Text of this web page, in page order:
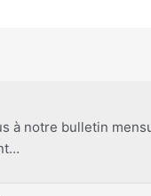
à notre bulletin